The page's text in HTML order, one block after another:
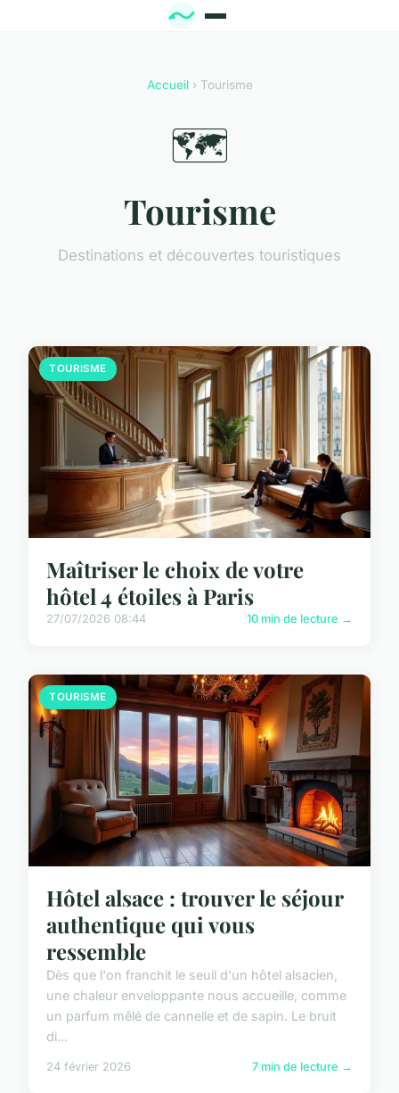
Accueil› Tourisme
🗺️
Tourisme
Destinations et découvertes touristiques
TOURISME
Maîtriser le choix de votre
hôtel 4 étoiles à Paris
27/07/2026 08:44 10 min de lecture →
TOURISME
Hôtel alsace : trouver le séjour
authentique qui vous
ressemble
Dès que l'on franchit le seuil d'un hôtel alsacien,
une chaleur enveloppante nous accueille, comme
un parfum mêlé de cannelle et de sapin. Le bruit
di...
24 février 2026 7 min de lecture →